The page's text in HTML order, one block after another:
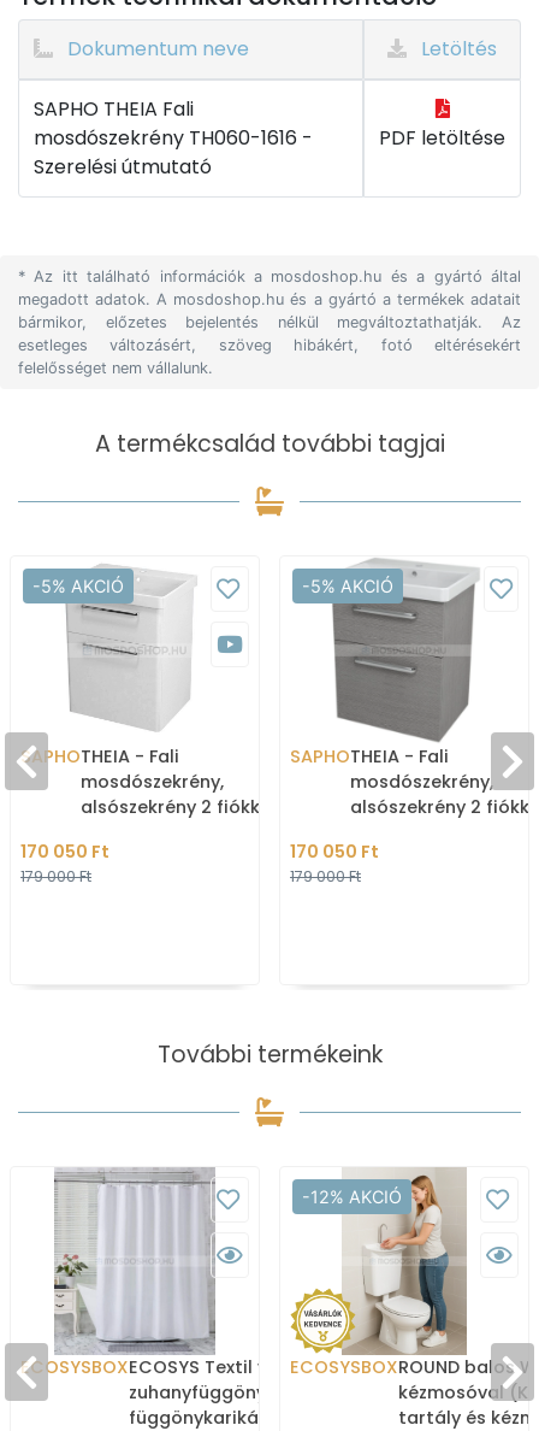
Dokumentum neve Letöltés
SAPHO THEIA Fali
mosdószekrény TH060-1616 -
Szerelési útmutató
PDF letöltése
* Az itt található információk a mosdoshop.hu és a gyártó által
megadott adatok. A mosdoshop.hu és a gyártó a termékek adatait
bármikor, előzetes bejelentés nélkül megváltoztathatják. Az
esetleges változásért, szöveg hibákért, fotó eltérésekért
felelősséget nem vállalunk.
A termékcsalád további tagjai
-5% AKCIÓ
SAPHOTHEIA - Fali
mosdószekrény,
alsószekrény 2 fiókkal,
fehér MDF (mosdókagyló
nélkül)
170 050 Ft
179 000 Ft
-5% AKCIÓ
SAPHOTHEIA - Fali
mosdószekrény,
alsószekrény 2
színű MDF
nélkül)
170 050 Ft
179 000 Ft
További termékeink
ECOSYSBOXECOSYS Textil varrott
zuhanyfüggöny 12db
függönykarikával
-12% AKCIÓ
ECOSYSBOXROUND balos
kézmosóval
tartály és